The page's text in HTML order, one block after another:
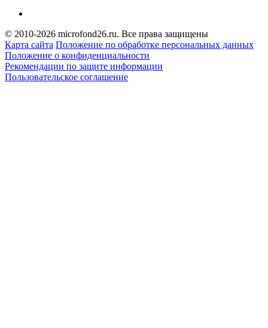
© 2010-2026 microfond26.ru. Все права защищены
Карта сайта Положение по обработке персональных данных
Положение о конфиденциальности
Рекомендации по защите информации
Пользовательское соглашение